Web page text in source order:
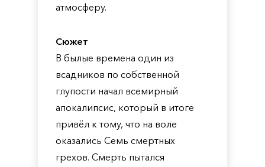
атмосферу.
Сюжет
В былые времена один из
всадников по собственной
глупости начал всемирный
апокалипсис, который в итоге
привёл к тому, что на воле
оказались Семь смертных
грехов. Смерть пытался